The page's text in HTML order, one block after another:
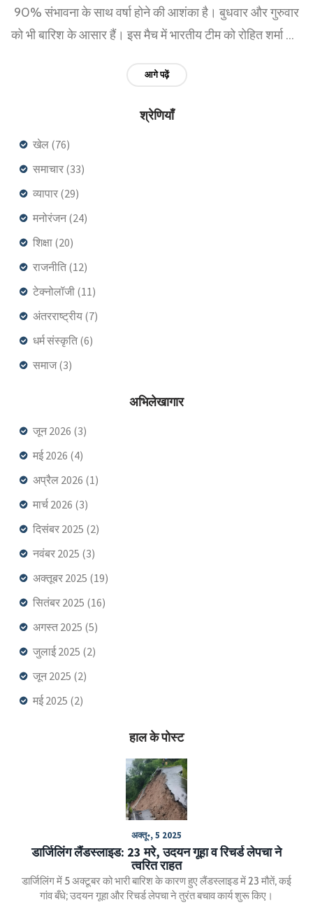
90% संभावना के साथ वर्षा होने की आशंका है। बुधवार और गुरुवार
को भी बारिश के आसार हैं। इस मैच में भारतीय टीम को रोहित शर्मा और
आगे पढ़ें
श्रेणियाँ
खेल (76)
समाचार (33)
व्यापार (29)
मनोरंजन(24)
शिक्षा (20)
राजनीति (12)
टेक्नोलॉजी (11)
अंतरराष्ट्रीय (7)
धर्म संस्कृति (6)
समाज(3)
अभिलेखागार
जून 2026 (3)
मई 2026 (4)
अप्रैल 2026 (1)
मार्च 2026 (3)
दिसंबर 2025 (2)
नवंबर 2025 (3)
अक्तूबर 2025 (19)
सितंबर 2025 (16)
अगस्त 2025 (5)
जुलाई 2025 (2)
जून 2025 (2)
मई 2025 (2)
हाल के पोस्ट
अक्तू॰, 5 2025
डार्जिलिंग लैंडस्लाइड: 23 मरे, उदयन गूहा व रिचर्ड लेपचा ने
त्वरित राहत
डार्जिलिंग में 5 अक्टूबर को भारी बारिश के कारण हुए लैंडस्लाइड में 23 मौतें, कई
गांव बँधे; उदयन गूहा और रिचर्ड लेपचा ने तुरंत बचाव कार्य शुरू किए।